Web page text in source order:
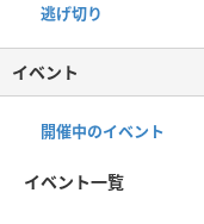
逃げ切り
イベント
開催中のイベント
イベント一覧